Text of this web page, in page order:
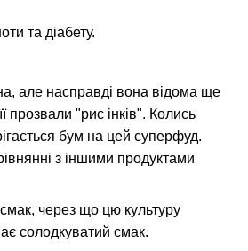
та діабету.
але насправді вона відома ще
прозвали "рис інків". Колись
бум на цей суперфуд.
з іншими продуктами
через що цю культуру
солодкуватий смак.